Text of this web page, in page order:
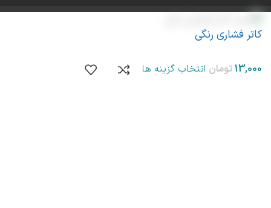
کاتر فشاری رنگی
انتخاب گزینه ها